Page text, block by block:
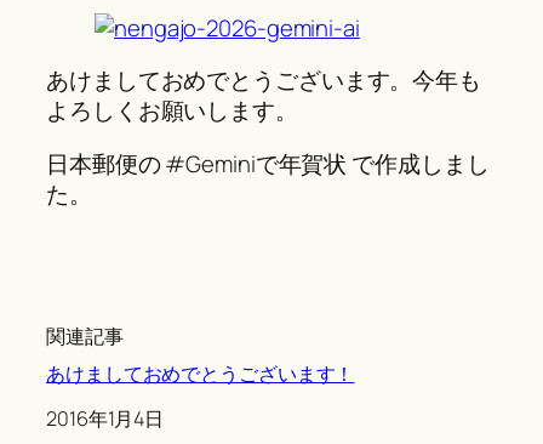
あけましておめでとうございます。今年も
よろしくお願いします。
日本郵便の #Geminiで年賀状 で作成しまし
た。
関連記事
あけましておめでとうございます！
Date
2016年1月4日